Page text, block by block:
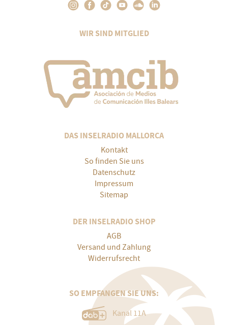
WIR SIND MITGLIED
DAS INSELRADIO MALLORCA
Kontakt
So finden Sie uns
Datenschutz
Impressum
Sitemap
DER INSELRADIO SHOP
AGB
Versand und Zahlung
Widerrufsrecht
SO EMPFANGEN SIE UNS:
Kanal 11A